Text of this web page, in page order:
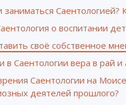
заниматься Саентологией?
о воспитании
своё собственное
в Саентологии вера в рай и
Саентологии на
деятелей прошлого?